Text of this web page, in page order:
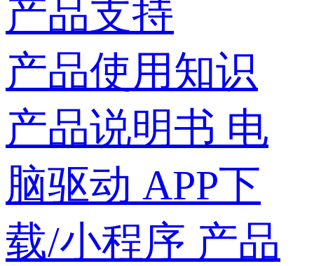
产品支持
产品使用知识
产品说明书 电
脑驱动 APP下
载/小程序 产品